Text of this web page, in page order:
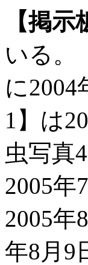
【掲示
いる。
に
1】は
虫写真
2005年
2005年
年8月9